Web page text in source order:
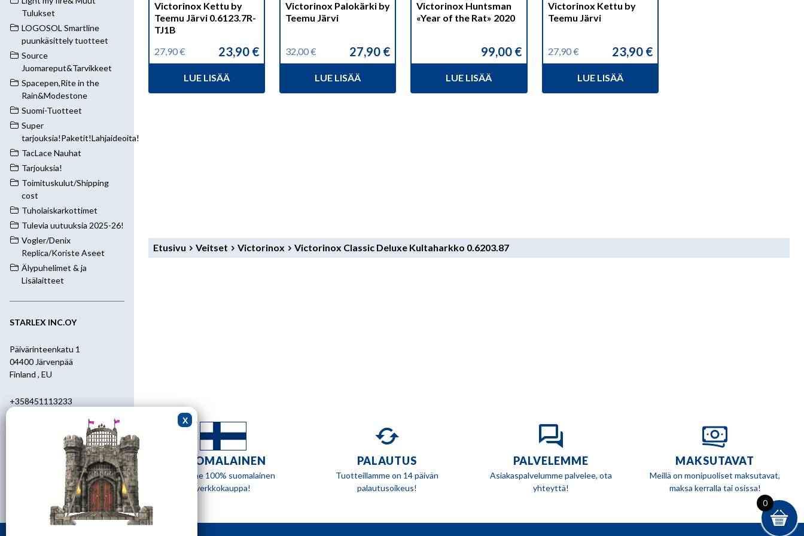
Tulukset
LOGOSOL Smartline
puunkäsittely tuotteet
Source
Juomareput&Tarvikkeet
Spacepen,Rite in the
Rain&Modestone
Suomi-Tuotteet
Super
tarjouksia!Paketit!Lahjaideoita!
TacLace Nauhat
Tarjouksia!
Toimituskulut/Shipping
cost
Tuholaiskarkottimet
Tulevia uutuuksia 2025-26!
Vogler/Denix
Replica/Koriste Aseet
Älypuhelimet & ja
Lisälaitteet
STARLEX INC.OY
Päivärinteenkatu 1
04400 Järvenpää
Finland , EU
+358451113233
starlex@kolumbus.fi
Asiakaspalvelu
ark.klo 08.30-17.00
Victorinox Kettu by
Teemu Järvi 0.6123.7R-
TJ1B
27,90€
Alkuperäinen
27,90 €.
23,90 €
Nykyinen
23,90 €.
LUE LISÄÄ
Victorinox Palokärki by
Teemu Järvi
32,00€
Alkuperäinen
32,00 €.
27,90 €
Nykyinen
27,90 €.
LUE LISÄÄ
Victorinox Huntsman
«Year of the Rat» 2020
99,00 €
LUE LISÄÄ
Victorinox Kettu by
Teemu Järvi
27,90€
Alkuperäinen
27,90 €.
23,90 €
Nykyinen
23,90 €.
LUE LISÄÄ
Etusivu Veitset Victorinox Victorinox Classic Deluxe Kultaharkko 0.6203.87
SUOMALAINEN
Olemme 100% suomalainen
verkkokauppa!
PALAUTUS
Tuotteillamme on 14 päivän
palautusoikeus!
PALVELEMME
Asiakaspalvelumme palvelee, ota
yhteyttä!
MAKSUTAVAT
Meillä on monipuoliset maksutavat,
maksa kerralla tai osissa!
0